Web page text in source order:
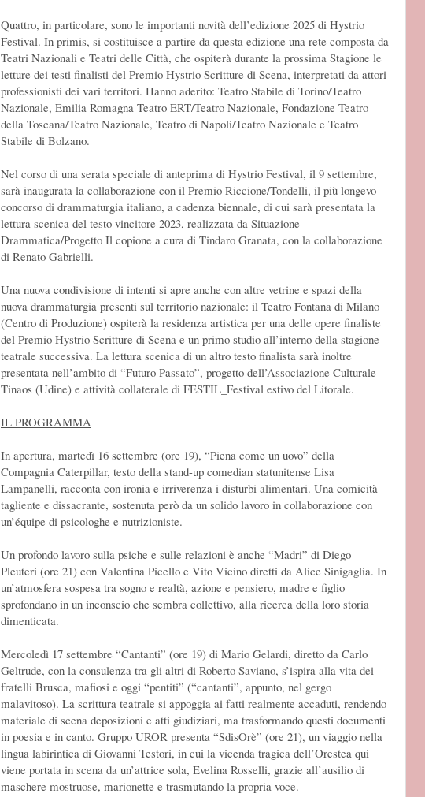
Quattro, in particolare, sono le importanti novità dell’edizione 2025 di Hystrio
Festival. In primis, si costituisce a partire da questa edizione una rete composta da
Teatri Nazionali e Teatri delle Città, che ospiterà durante la prossima Stagione le
letture dei testi finalisti del Premio Hystrio Scritture di Scena, interpretati da attori
professionisti dei vari territori. Hanno aderito: Teatro Stabile di Torino/Teatro
Nazionale, Emilia Romagna Teatro ERT/Teatro Nazionale, Fondazione Teatro
della Toscana/Teatro Nazionale, Teatro di Napoli/Teatro Nazionale e Teatro
Stabile di Bolzano.
Nel corso di una serata speciale di anteprima di Hystrio Festival, il 9 settembre,
sarà inaugurata la collaborazione con il Premio Riccione/Tondelli, il più longevo
concorso di drammaturgia italiano, a cadenza biennale, di cui sarà presentata la
lettura scenica del testo vincitore 2023, realizzata da Situazione
Drammatica/Progetto Il copione a cura di Tindaro Granata, con la collaborazione
di Renato Gabrielli.
Una nuova condivisione di intenti si apre anche con altre vetrine e spazi della
nuova drammaturgia presenti sul territorio nazionale: il Teatro Fontana di Milano
(Centro di Produzione) ospiterà la residenza artistica per una delle opere finaliste
del Premio Hystrio Scritture di Scena e un primo studio all’interno della stagione
teatrale successiva. La lettura scenica di un altro testo finalista sarà inoltre
presentata nell’ambito di “Futuro Passato”, progetto dell’Associazione Culturale
Tinaos (Udine) e attività collaterale di FESTIL_Festival estivo del Litorale.
IL PROGRAMMA
In apertura, martedì 16 settembre (ore 19), “Piena come un uovo” della
Compagnia Caterpillar, testo della stand-up comedian statunitense Lisa
Lampanelli, racconta con ironia e irriverenza i disturbi alimentari. Una comicità
tagliente e dissacrante, sostenuta però da un solido lavoro in collaborazione con
un’équipe di psicologhe e nutrizioniste.
Un profondo lavoro sulla psiche e sulle relazioni è anche “Madri” di Diego
Pleuteri (ore 21) con Valentina Picello e Vito Vicino diretti da Alice Sinigaglia. In
un’atmosfera sospesa tra sogno e realtà, azione e pensiero, madre e figlio
sprofondano in un inconscio che sembra collettivo, alla ricerca della loro storia
dimenticata.
Mercoledì 17 settembre “Cantanti” (ore 19) di Mario Gelardi, diretto da Carlo
Geltrude, con la consulenza tra gli altri di Roberto Saviano, s’ispira alla vita dei
fratelli Brusca, mafiosi e oggi “pentiti” (“cantanti”, appunto, nel gergo
malavitoso). La scrittura teatrale si appoggia ai fatti realmente accaduti, rendendo
materiale di scena deposizioni e atti giudiziari, ma trasformando questi documenti
in poesia e in canto. Gruppo UROR presenta “SdisOrè” (ore 21), un viaggio nella
lingua labirintica di Giovanni Testori, in cui la vicenda tragica dell’Orestea qui
viene portata in scena da un’attrice sola, Evelina Rosselli, grazie all’ausilio di
maschere mostruose, marionette e trasmutando la propria voce.